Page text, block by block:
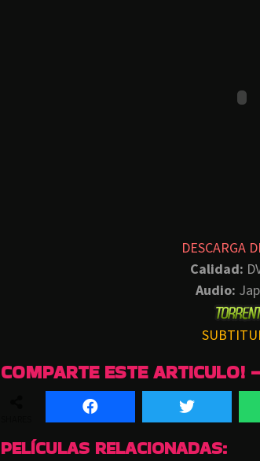
DESCARGA
Calidad:
Audio:
COMPARTE ESTE
PELÍCULAS RELACIONADAS: